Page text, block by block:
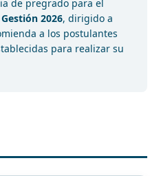
de pregrado para el
2026, dirigido a
a los postulantes
para realizar su